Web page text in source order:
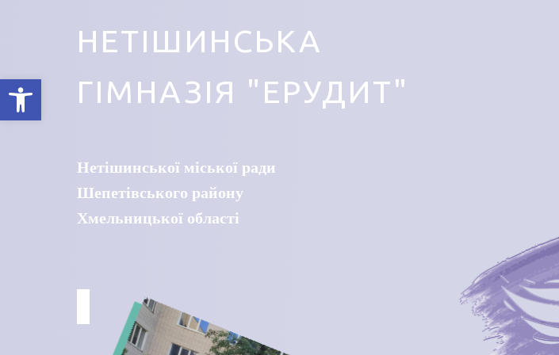
Відкрити Панель інструментів
НЕТІШИНСЬКА
ГІМНАЗІЯ "ЕРУДИТ"
Нетішинської міської ради
Шепетівського району
Хмельницької області